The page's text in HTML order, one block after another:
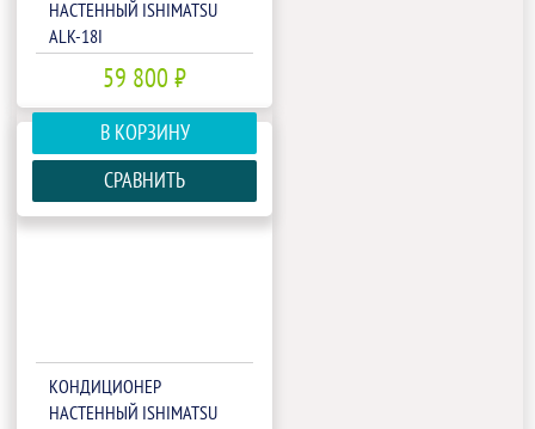
НАСТЕННЫЙ ISHIMATSU
ALK-18I
59 800 ₽
В КОРЗИНУ
СРАВНИТЬ
КОНДИЦИОНЕР
НАСТЕННЫЙ ISHIMATSU